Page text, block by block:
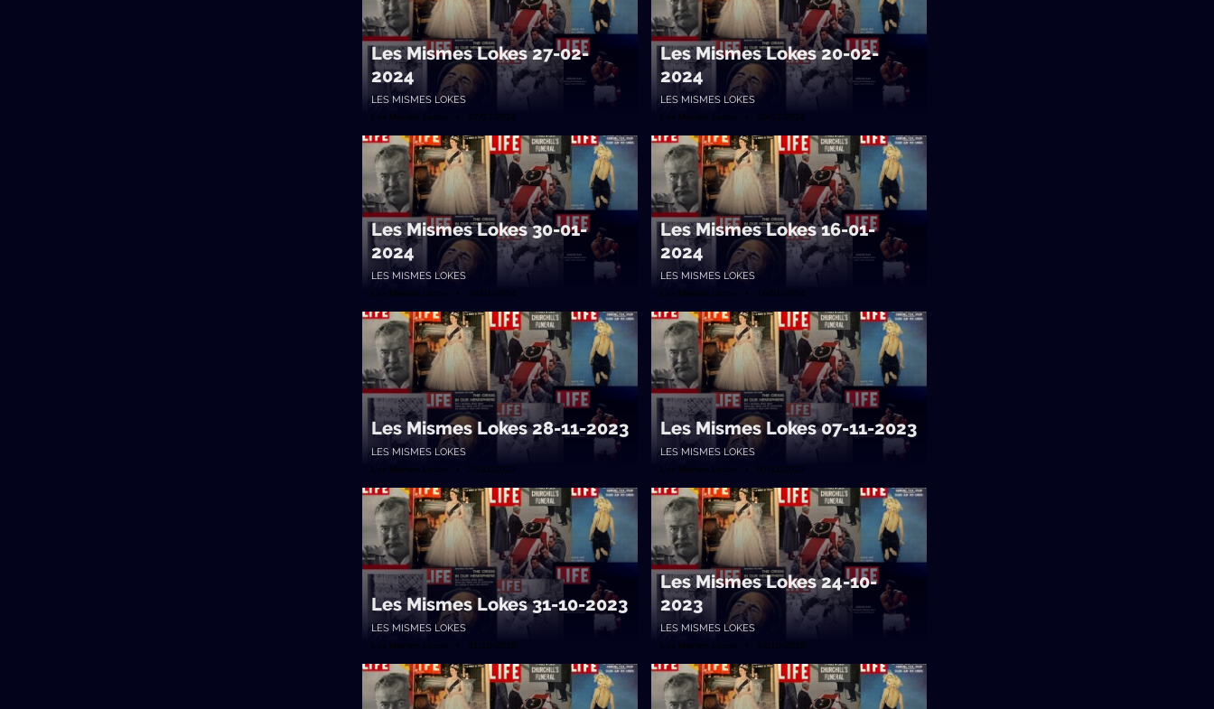
Les Mismes Lokes 27-02-
2024
LES MISMES LOKES
Los Mismos Locos • 27/02/2024
Les Mismes Lokes 20-02-
2024
LES MISMES LOKES
Los Mismos Locos • 20/02/2024
Les Mismes Lokes 30-01-
2024
LES MISMES LOKES
Los Mismos Locos • 30/01/2024
Les Mismes Lokes 16-01-
2024
LES MISMES LOKES
Los Mismos Locos • 16/01/2024
Les Mismes Lokes 28-11-2023
LES MISMES LOKES
Los Mismos Locos • 28/11/2023
Les Mismes Lokes 07-11-2023
LES MISMES LOKES
Los Mismos Locos • 07/11/2023
Les Mismes Lokes 31-10-2023
LES MISMES LOKES
Los Mismos Locos • 31/10/2023
Les Mismes Lokes 24-10-
2023
LES MISMES LOKES
Los Mismos Locos • 24/10/2023